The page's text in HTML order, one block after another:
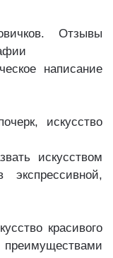
Отзывы
написание
искусство
искусством
красивого
преимуществами